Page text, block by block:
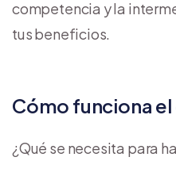
competencia y la
tus beneficios.
Cómo funciona
¿Qué se necesita para